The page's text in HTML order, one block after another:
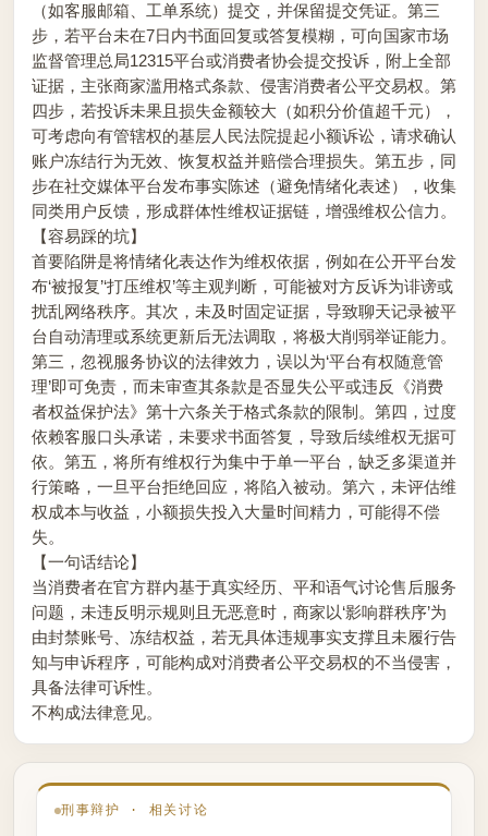
（如客服邮箱、工单系统）提交，并保留提交凭证。第三
步，若平台未在7日内书面回复或答复模糊，可向国家市场
监督管理总局12315平台或消费者协会提交投诉，附上全部
证据，主张商家滥用格式条款、侵害消费者公平交易权。第
四步，若投诉未果且损失金额较大（如积分价值超千元），
可考虑向有管辖权的基层人民法院提起小额诉讼，请求确认
账户冻结行为无效、恢复权益并赔偿合理损失。第五步，同
步在社交媒体平台发布事实陈述（避免情绪化表述），收集
同类用户反馈，形成群体性维权证据链，增强维权公信力。
【容易踩的坑】
首要陷阱是将情绪化表达作为维权依据，例如在公开平台发
布‘被报复’‘打压维权’等主观判断，可能被对方反诉为诽谤或
扰乱网络秩序。其次，未及时固定证据，导致聊天记录被平
台自动清理或系统更新后无法调取，将极大削弱举证能力。
第三，忽视服务协议的法律效力，误以为‘平台有权随意管
理’即可免责，而未审查其条款是否显失公平或违反《消费
者权益保护法》第十六条关于格式条款的限制。第四，过度
依赖客服口头承诺，未要求书面答复，导致后续维权无据可
依。第五，将所有维权行为集中于单一平台，缺乏多渠道并
行策略，一旦平台拒绝回应，将陷入被动。第六，未评估维
权成本与收益，小额损失投入大量时间精力，可能得不偿
失。
【一句话结论】
当消费者在官方群内基于真实经历、平和语气讨论售后服务
问题，未违反明示规则且无恶意时，商家以‘影响群秩序’为
由封禁账号、冻结权益，若无具体违规事实支撑且未履行告
知与申诉程序，可能构成对消费者公平交易权的不当侵害，
具备法律可诉性。
不构成法律意见。
刑事辩护 · 相关讨论